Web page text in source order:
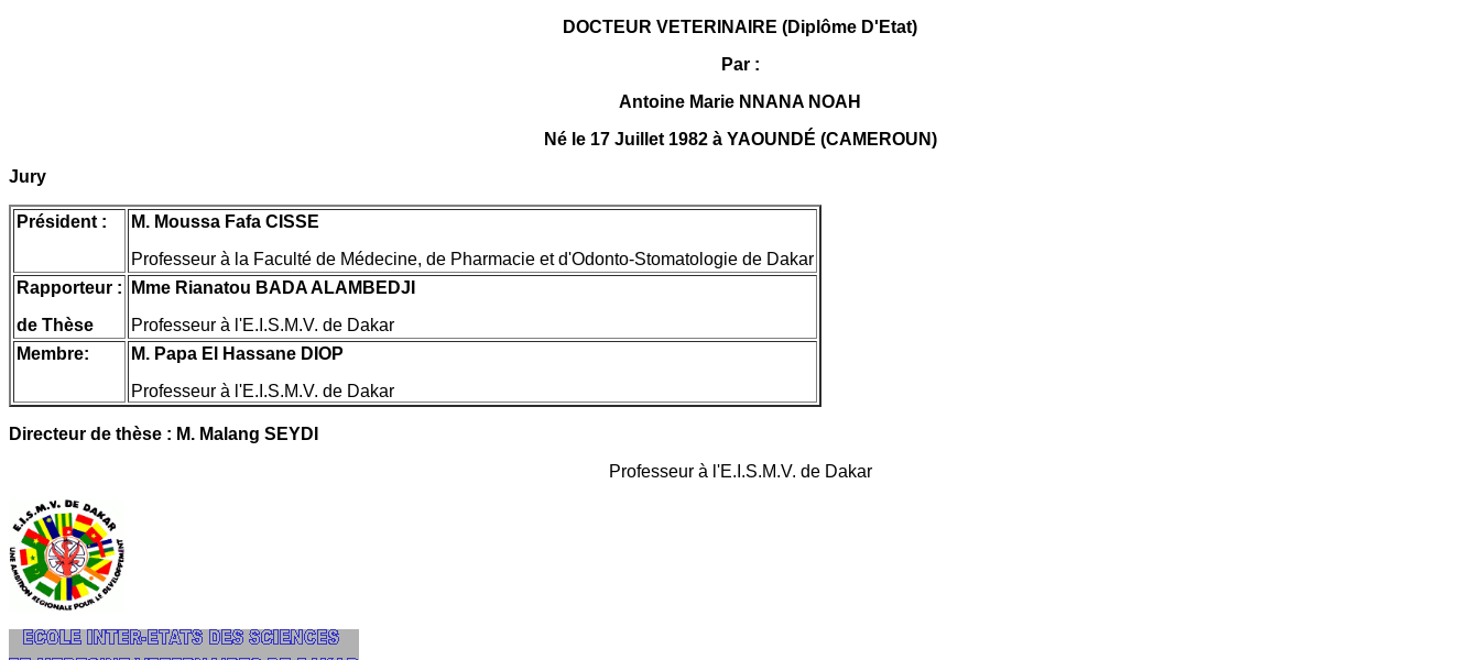
DOCTEUR VETERINAIRE (Diplôme D'Etat)
Par :
Antoine Marie NNANA NOAH
Né le 17 Juillet 1982 à YAOUNDÉ (CAMEROUN)
Jury
Président :
M. Moussa Fafa CISSE
Professeur à la Faculté de Médecine, de Pharmacie et d'Odonto-Stomatologie de Dakar
Rapporteur :
de Thèse
Mme Rianatou BADA ALAMBEDJI
Professeur à l'E.I.S.M.V. de Dakar
Membre:
M. Papa El Hassane DIOP
Professeur à l'E.I.S.M.V. de Dakar
Directeur de thèse : M. Malang SEYDI
Professeur à l'E.I.S.M.V. de Dakar